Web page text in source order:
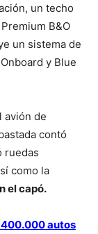
un techo
B&O
un sistema de
y Blue
avión de
contó
ruedas
como la
el capó.
400.000 autos